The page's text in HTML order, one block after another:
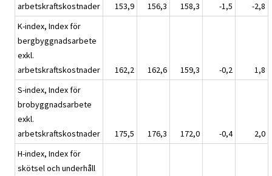
arbetskraftskostnader
153,9 156,3 158,3 -1,5
-2,8
K-index, Index för
bergbyggnadsarbete
exkl.
arbetskraftskostnader
162,2 162,6 159,3 -0,2
1,8
S-index, Index för
brobyggnadsarbete
exkl.
arbetskraftskostnader
175,5 176,3 172,0 -0,4
2,0
H-index, Index för
skötsel och underhåll